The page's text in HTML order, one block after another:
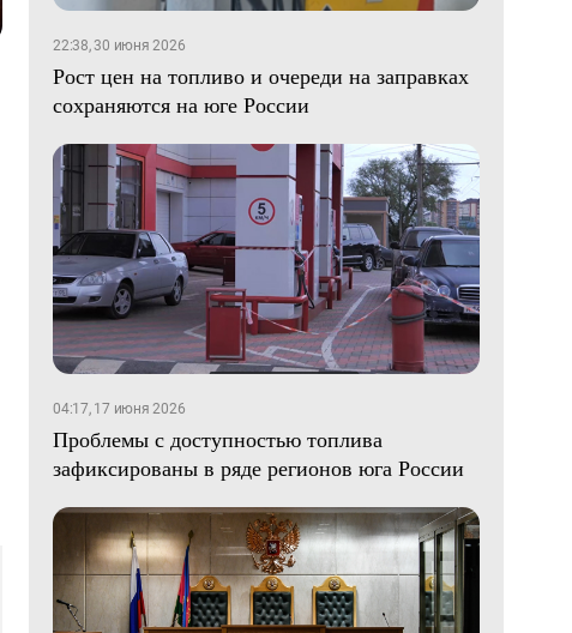
22:38, 30 июня 2026
Рост цен на топливо и очереди на заправках
сохраняются на юге России
04:17, 17 июня 2026
Проблемы с доступностью топлива
зафиксированы в ряде регионов юга России